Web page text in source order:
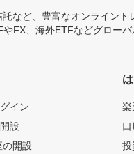
託など、豊富なオンライン
FX、海外ETFなどグロー
イン
設
の開設
楽
投